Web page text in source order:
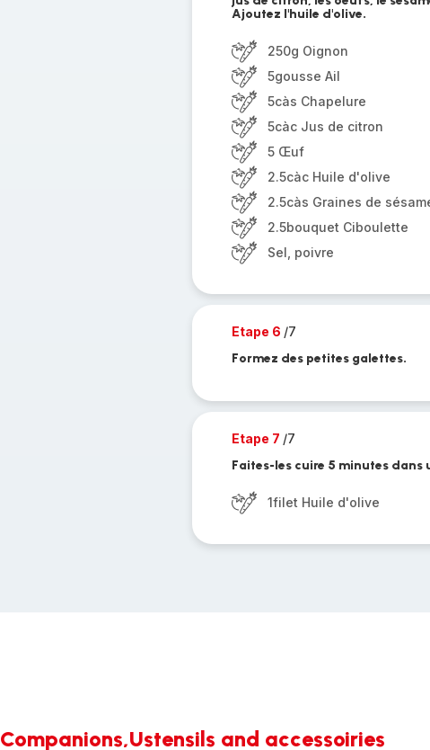
Ajoutez l'huile d'olive.
250g Oignon
5gousse Ail
5càs Chapelure
5càc Jus de citron
5 Œuf
2.5càc Huile d'olive
2.5càs Graines de
2.5bouquet Ciboulette
Sel, poivre
Etape 6 /7
Formez des petites galettes.
Etape 7 /7
Faites-les cuire 5 minutes dans
1filet Huile d'olive
Companions,Ustensils and accessoiries